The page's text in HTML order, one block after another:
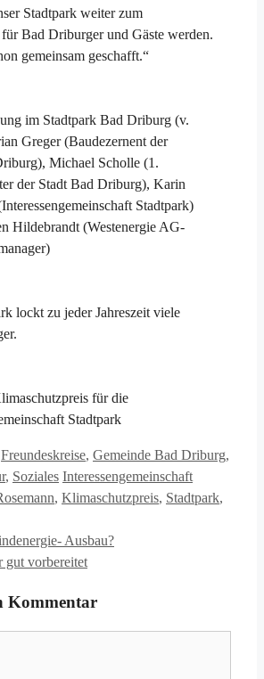
Stadtpark weiter zum
Bad Driburger und Gäste werden.
gemeinsam geschafft.“
im Stadtpark Bad Driburg (v.
Greger (Baudezernent der
Michael Scholle (1.
der Stadt Bad Driburg), Karin
Stadtpark)
Hildebrandt (Westenergie AG-
lockt zu jeder Jahreszeit viele
für die
Stadtpark
Freundeskreise, Gemeinde Bad Driburg,
, Soziales Schlagwörter
Interessengemeinschaft
, Klimaschutzpreis, Stadtpark,
Ausbau?
gut vorbereitet
Kommentar